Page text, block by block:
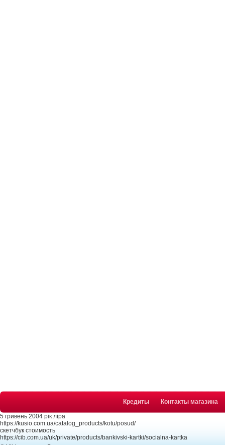
Кредиты Контакты магазина
5 гривень 2004 рік ліра
https://kusio.com.ua/catalog_products/kotu/posud/
скетчбук стоимость
https://cib.com.ua/uk/private/products/bankivski-kartki/socialna-kartka